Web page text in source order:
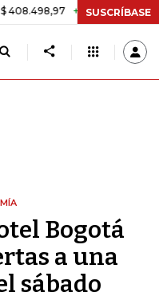
+$ 8.753,81 +2,19%
SUSCRÍBASE
Bogotá
a una
sábado